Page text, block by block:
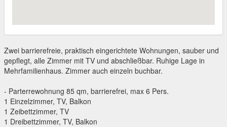
Zwei barrierefreie, praktisch eingerichtete Wohnungen, sauber und
gepflegt, alle Zimmer mit TV und abschließbar. Ruhige Lage in
Mehrfamilienhaus. Zimmer auch einzeln buchbar.
- Parterrewohnung 85 qm, barrierefrei, max 6 Pers.
1 Einzelzimmer, TV, Balkon
1 Zeibettzimmer, TV
1 Dreibettzimmer, TV, Balkon